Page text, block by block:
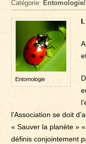
Catégorie:
Entomologie
l’Association se doit
« Sauver la planète »
définis conjointement